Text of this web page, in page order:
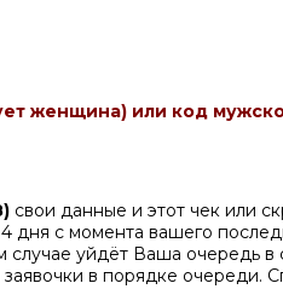
женщина) или код
свои данные и этот чек или
4 дня c момента вашего
случае уйдёт Ваша очередь в
в порядке очереди.